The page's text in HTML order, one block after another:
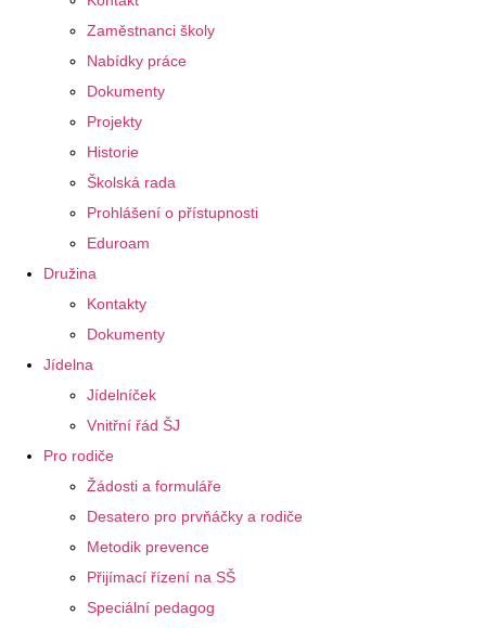
Zaměstnanci školy
Nabídky práce
Dokumenty
Projekty
Historie
Školská rada
Prohlášení o přístupnosti
Eduroam
Družina
Kontakty
Dokumenty
Jídelna
Jídelníček
Vnitřní řád ŠJ
Pro rodiče
Žádosti a formuláře
Desatero pro prvňáčky a rodiče
Metodik prevence
Přijímací řízení na SŠ
Speciální pedagog